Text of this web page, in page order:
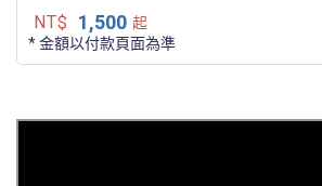
NT$ 1,500 起
* 金額以付款頁面為準